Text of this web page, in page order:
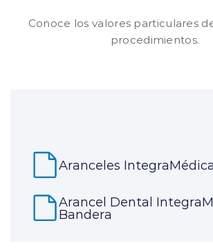
Conoce los valores particulares
procedimientos.
Aranceles
Arancel Dental
Bandera